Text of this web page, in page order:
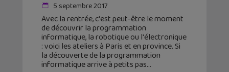
5 septembre 2017
Avec la rentrée, c'est peut-être le moment
de découvrir la programmation
informatique, la robotique ou l'électronique
: voici les ateliers à Paris et en province. Si
la découverte de la programmation
informatique arrive à petits pas